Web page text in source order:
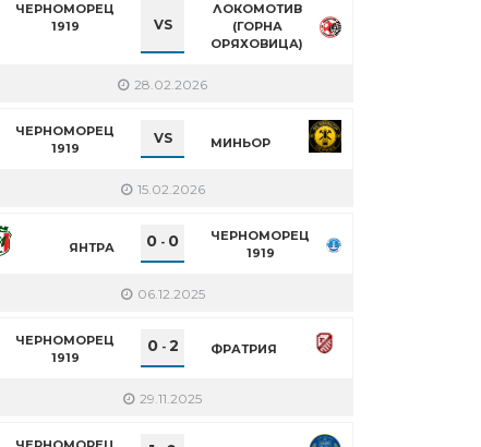
ЧЕРНОМОРЕЦ
1919
VS
ЛОКОМОТИВ
(ГОРНА
ОРЯХОВИЦА)
28.02.2026
ЧЕРНОМОРЕЦ
1919
VS МИНЬОР
15.02.2026
ЯНТРА 0 - 0
ЧЕРНОМОРЕЦ
1919
06.12.2025
ЧЕРНОМОРЕЦ
1919
0- 2 ФРАТРИЯ
29.11.2025